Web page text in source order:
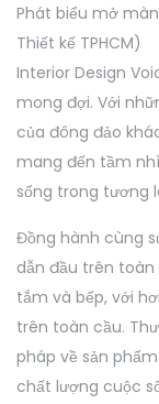
Phát biểu mở
Thiết kế TPHCM)
Interior Design
mong đợi. Với
của đông đảo
mang đến tầm
sống trong tương
Đồng hành cùng
dẫn đầu trên
tắm và bếp, với
trên toàn cầu.
pháp về sản
chất lượng cuộc